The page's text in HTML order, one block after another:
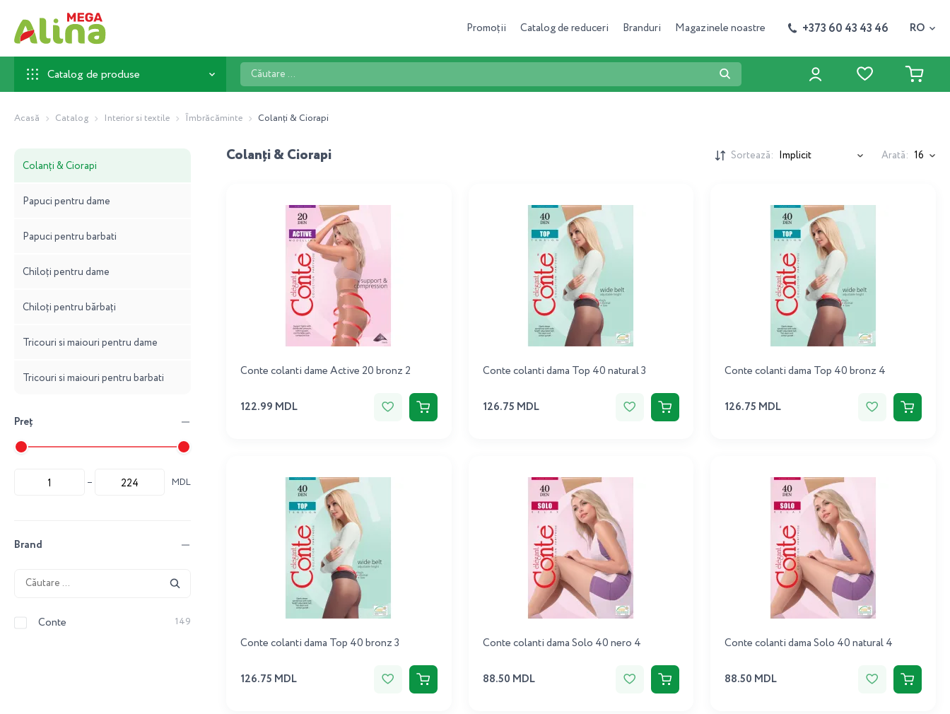
Promoții Catalog de reduceri Branduri Magazinele noastre +373 60 43 43 46 RO
Catalog de produse
Căutare
...
Acasă Catalog Interior si textile Îmbrăcăminte Colanți & Ciorapi
Colanți & Ciorapi
Papuci pentru dame
Papuci pentru barbati
Chiloți pentru dame
Chiloți pentru bărbați
Tricouri si maiouri pentru dame
Tricouri si maiouri pentru barbati
Preț
MDL
Brand
Conte 149
Colanți & Ciorapi Sortează: Arată:
Conte colanti dame Active 20 bronz 2
122.99 MDL
Conte colanti dama Top 40 natural 3
126.75 MDL
Conte colanti dama Top 40 bronz 4
126.75 MDL
Conte colanti dama Top 40 bronz 3
126.75 MDL
Conte colanti dama Solo 40 nero 4
88.50 MDL
Conte colanti dama Solo 40 natural 4
88.50 MDL